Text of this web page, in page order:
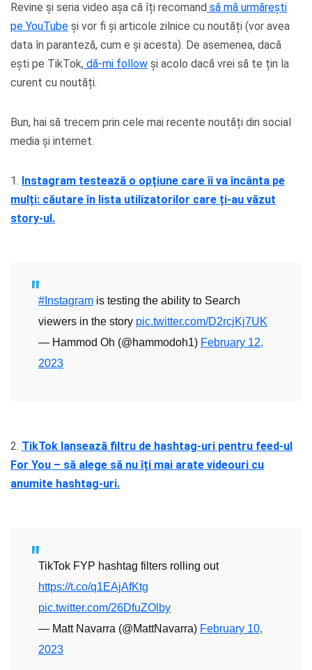
Revine și seria video așa că îți recomand să mă urmărești
pe YouTube și vor fi și articole zilnice cu noutăți (vor avea
data în paranteză, cum e și acesta). De asemenea, dacă
ești pe TikTok, dă-mi follow și acolo dacă vrei să te țin la
curent cu noutăți.
Bun, hai să trecem prin cele mai recente noutăți din social
media și internet.
1. Instagram testează o opțiune care îi va încânta pe
mulți: căutare în lista utilizatorilor care ți-au văzut
story-ul.
#Instagram is testing the ability to Search
viewers in the story pic.twitter.com/D2rcjKj7UK
— Hammod Oh (@hammodoh1) February 12,
2023
2. TikTok lansează filtru de hashtag-uri pentru feed-ul
For You – să alege să nu îți mai arate videouri cu
anumite hashtag-uri.
TikTok FYP hashtag filters rolling out
https://t.co/q1EAjAfKtg
pic.twitter.com/26DfuZOlby
— Matt Navarra (@MattNavarra) February 10,
2023